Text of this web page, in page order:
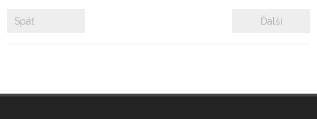
Referencie
Späť Ďalší